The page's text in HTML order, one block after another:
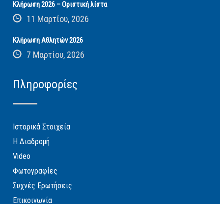
Κλήρωση 2026 – Οριστική λίστα
11 Μαρτίου, 2026
Κλήρωση Αθλητών 2026
7 Μαρτίου, 2026
Πληροφορίες
Ιστορικά Στοιχεία
Η Διαδρομή
Video
Φωτογραφίες
Συχνές Ερωτήσεις
Επικοινωνία